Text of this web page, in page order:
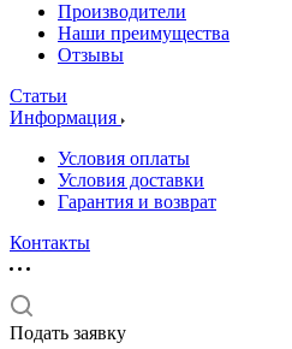
Производители
Наши преимущества
Отзывы
Статьи
Информация
Условия оплаты
Условия доставки
Гарантия и возврат
Контакты
Подать заявку